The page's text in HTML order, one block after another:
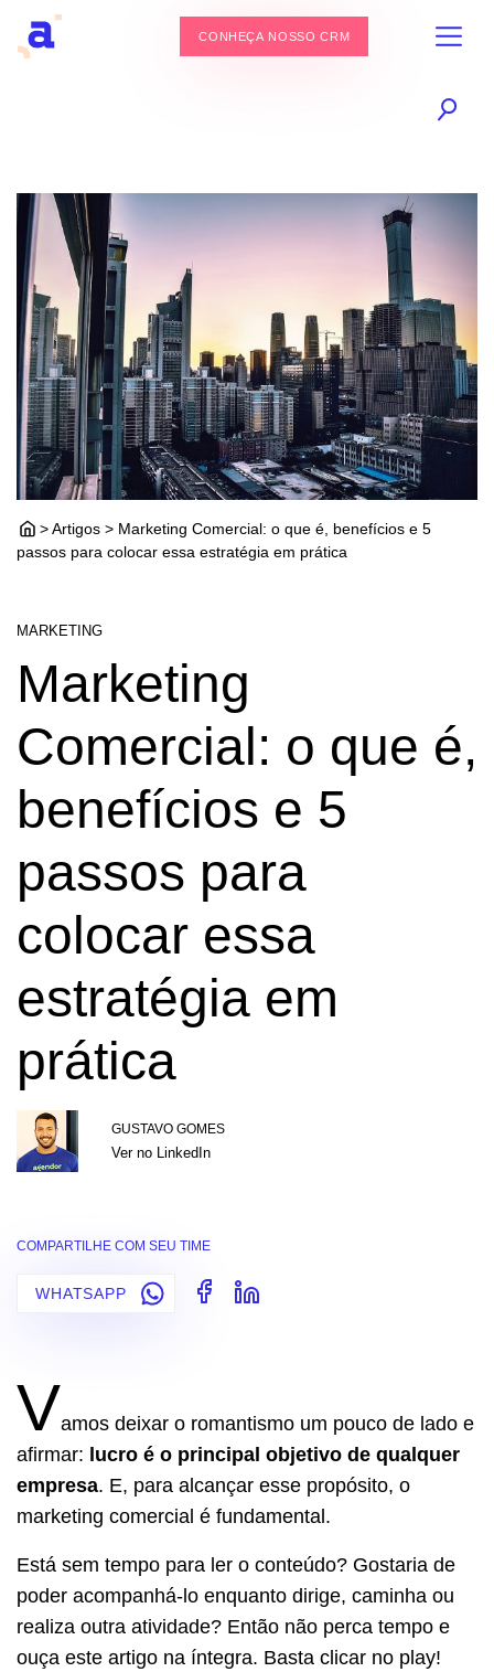
CONHEÇA NOSSO CRM
> Artigos > Marketing Comercial: o que é, benefícios e 5
passos para colocar essa estratégia em prática
MARKETING
Marketing
Comercial: o que é,
benefícios e 5
passos para
colocar essa
estratégia em
prática
GUSTAVO GOMES
Ver no LinkedIn
COMPARTILHE COM SEU TIME
WHATSAPP
Vamos deixar o romantismo um pouco de lado e
afirmar: lucro é o principal objetivo de qualquer
empresa. E, para alcançar esse propósito, o
marketing comercial é fundamental.
Está sem tempo para ler o conteúdo? Gostaria de
poder acompanhá-lo enquanto dirige, caminha ou
realiza outra atividade? Então não perca tempo e
ouça este artigo na íntegra. Basta clicar no play!